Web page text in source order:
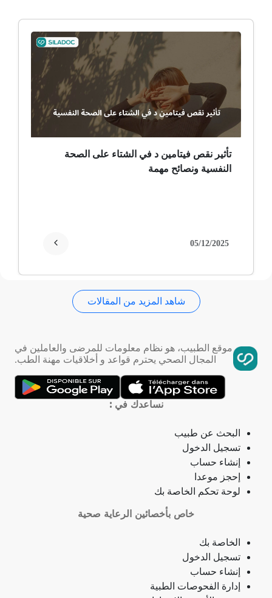
ألم وعائي وجهي
ضمور عصبي ألمي
حساسية
ثعلبة
ألزهايمر (مرض)
تمدد الأوعية الدموية
التهاب الحلق
ذبحة صدرية (مصطلح لاتيني)
فقدان الشهية
فقدان حاسة الشم
جمرة (أنثراكس)
لامبالاة
تأثير نقص فيتامين د في الشتاء على الصحة
النفسية ونصائح مهمة
05/12/2025
شاهد المزيد من المقالات
موقع الطبيب، هو نظام معلومات للمرضى والعاملين في
المجال الصحي يحترم قواعد و أخلاقيات مهنة الطب.
نساعدك في :
البحث عن طبيب
تسجيل الدخول
إنشاء حساب
إحجز موعدا
لوحة تحكم الخاصة بك
خاص بأخصائين الرعاية صحية
الخاصة بك
تسجيل الدخول
إنشاء حساب
إدارة الفحوصات الطبية